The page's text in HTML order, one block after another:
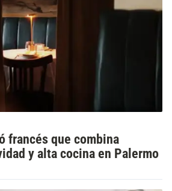
francés que combina
y alta cocina en Palermo